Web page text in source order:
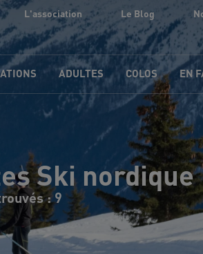
L'association Le Blog
ADULTES COLOS EN
Ski nordique
: 9